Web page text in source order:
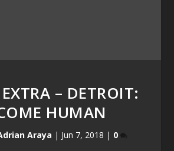
– DETROIT:
HUMAN
Araya | Jun 7, 2018 | 0